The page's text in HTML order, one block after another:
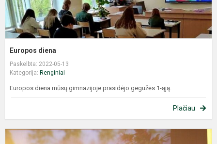
Europos diena
Paskelbta: 2022-05-13
Kategorija: Renginiai
Europos diena mūsų gimnazijoje prasidėjo gegužės 1-ąją.
Plačiau